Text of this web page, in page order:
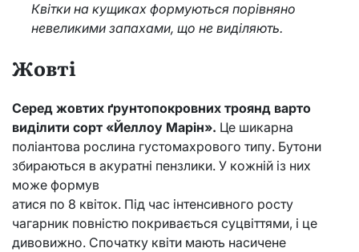
Квітки на кущиках формуються порівняно
невеликими запахами, що не виділяють.
Жовті
Серед жовтих ґрунтопокровних троянд варто
виділити сорт «Йеллоу Марін». Це шикарна
поліантова рослина густомахрового типу. Бутони
збираються в акуратні пензлики. У кожній із них
може формув
атися по 8 квіток. Під час інтенсивного росту
чагарник повністю покривається суцвіттями, і це
дивовижно. Спочатку квіти мають насичене